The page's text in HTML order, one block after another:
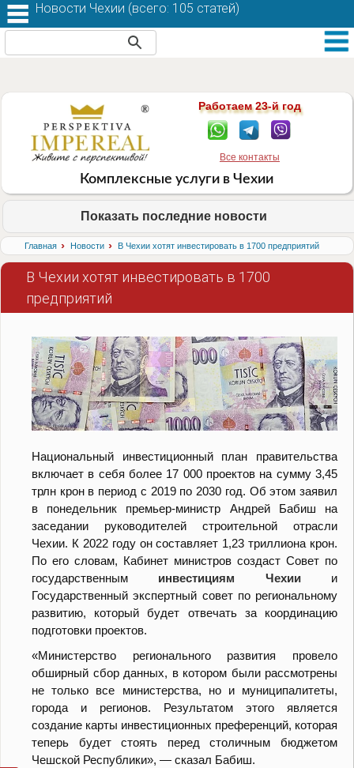
Работаем 23-й год
Все контакты
Комплексные услуги в Чехии
Показать последние новости
Главная › Новости › В Чехии хотят инвестировать в 1700 предприятий
В Чехии хотят инвестировать в 1700
предприятий
Национальный инвестиционный план правительства
включает в себя более 17 000 проектов на сумму 3,45
трлн крон в период с 2019 по 2030 год. Об этом заявил
в понедельник премьер-министр Андрей Бабиш на
заседании руководителей строительной отрасли
Чехии. К 2022 году он составляет 1,23 триллиона крон.
По его словам, Кабинет министров создаст Совет по
государственным инвестициям Чехиии
Государственный экспертный совет по региональному
развитию, который будет отвечать за координацию
подготовки проектов.
«Министерство регионального развития провело
обширный сбор данных, в котором были рассмотрены
не только все министерства, но и муниципалитеты,
города и регионов. Результатом этого является
создание карты инвестиционных преференций, которая
теперь будет стоять перед столичным бюджетом
Чешской Республики», — сказал Бабиш.
Новости Чехии (всего: 105 статей)